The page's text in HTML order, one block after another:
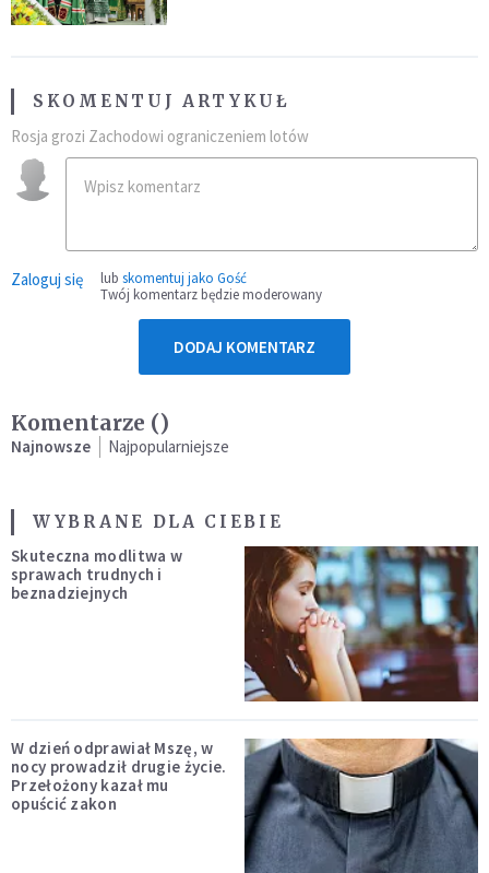
SKOMENTUJ ARTYKUŁ
Rosja grozi Zachodowi ograniczeniem lotów
Zaloguj się lub skomentuj jako Gość
Twój komentarz będzie moderowany
DODAJ KOMENTARZ
Komentarze ()
Najnowsze Najpopularniejsze
WYBRANE DLA CIEBIE
Skuteczna modlitwa w
sprawach trudnych i
beznadziejnych
W dzień odprawiał Mszę, w
nocy prowadził drugie życie.
Przełożony kazał mu
opuścić zakon